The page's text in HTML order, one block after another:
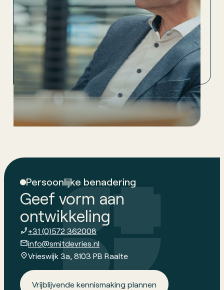
Strategietraject voor het MKB
Een heldere koers, een MT dat erachter staat en
een plan dat ook écht wordt uitgevoerd. In 5-10
weken van ambitie naar een werkende strategie.
Persoonlijke benadering
Geef vorm aan
ontwikkeling
+31 (0)572 362008
info@smitdevries.nl
Vrieswijk 3a, 8103 PB Raalte
Vrijblijvende kennismaking plannen